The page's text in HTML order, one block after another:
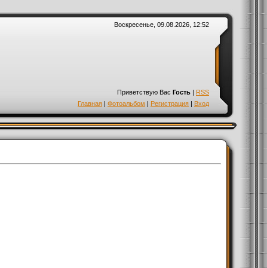
Воскресенье, 09.08.2026, 12:52
Приветствую Вас Гость | RSS
Главная | Фотоальбом | Регистрация | Вход